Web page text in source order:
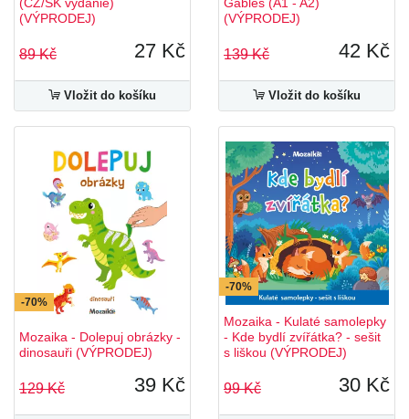
(VÝPRODEJ)
89 Kč 27 Kč
Vložit do košíku
(VÝPRODEJ)
139 Kč 42 Kč
Vložit do košíku
-70%
Mozaika - Dolepuj obrázky -
dinosauři (VÝPRODEJ)
129 Kč 39 Kč
-70%
Mozaika - Kulaté samolepky
- Kde bydlí zvířátka? - sešit
s liškou (VÝPRODEJ)
99 Kč 30 Kč